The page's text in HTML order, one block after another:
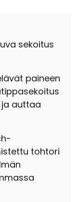
sekoitus
paineen
auttaa
tohtori